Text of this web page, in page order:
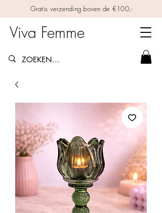
Gratis verzending boven de €100,-
Viva Femme